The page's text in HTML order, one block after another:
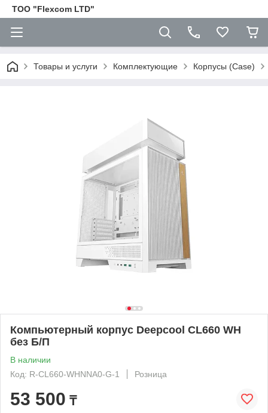
ТОО "Flexcom LTD"
Товары и услуги Комплектующие Корпусы (Case)
Компьютерный корпус Deepcool CL660 WH
без Б/П
В наличии
Код: R-CL660-WHNNA0-G-1
Розница
53 500 ₸